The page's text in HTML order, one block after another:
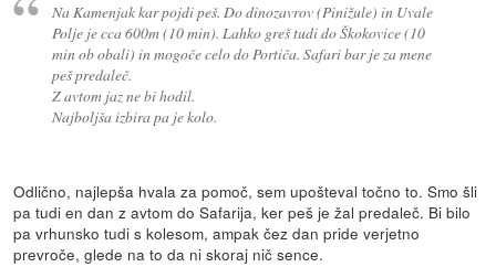
Na Kamenjak kar pojdi peš. Do dinozavrov (Pinižule) in Uvale
Polje je cca 600m (10 min). Lahko greš tudi do Škokovice (10
min ob obali) in mogoče celo do Portiča. Safari bar je za mene
peš predaleč.
Z avtom jaz ne bi hodil.
Najboljša izbira pa je kolo.
Odlično, najlepša hvala za pomoč, sem upošteval točno to. Smo šli
pa tudi en dan z avtom do Safarija, ker peš je žal predaleč. Bi bilo
pa vrhunsko tudi s kolesom, ampak čez dan pride verjetno
prevroče, glede na to da ni skoraj nič sence.